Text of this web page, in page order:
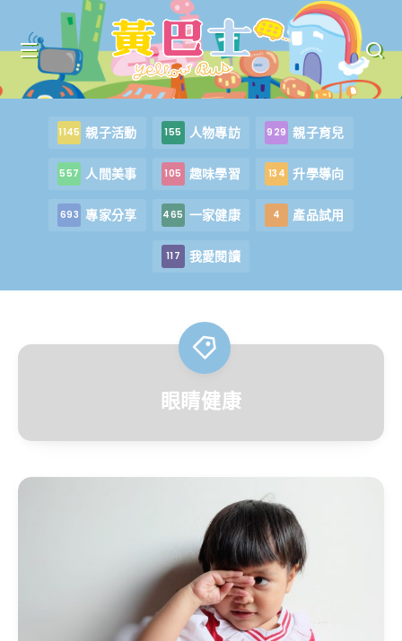
1145 親子活動 155 人物專訪 929 親子育兒
557 人間美事 105 趣味學習 134 升學導向
693 專家分享 465 一家健康 4 產品試用
117 我愛閱讀
眼睛健康